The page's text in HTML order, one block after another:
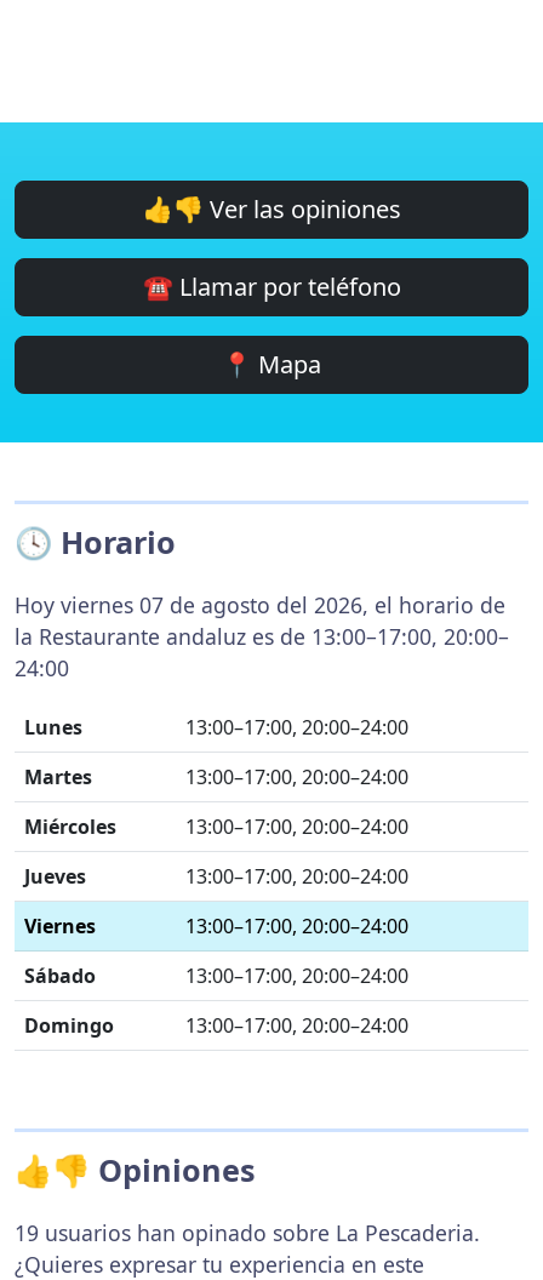
👍👎 Ver las opiniones
☎️ Llamar por teléfono
📍 Mapa
🕓 Horario
Hoy viernes 07 de agosto del 2026, el horario de
la Restaurante andaluz es de 13:00–17:00, 20:00–
24:00
Lunes
13:00–17:00, 20:00–24:00
Martes
13:00–17:00, 20:00–24:00
Miércoles
13:00–17:00, 20:00–24:00
Jueves
13:00–17:00, 20:00–24:00
Viernes
13:00–17:00, 20:00–24:00
Sábado
13:00–17:00, 20:00–24:00
Domingo
13:00–17:00, 20:00–24:00
👍👎 Opiniones
19 usuarios han opinado sobre La Pescaderia.
¿Quieres expresar tu experiencia en este